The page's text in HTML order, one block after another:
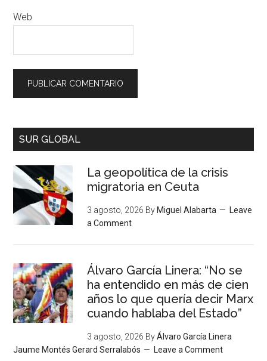
Web
SUR GLOBAL
La geopolítica de la crisis
migratoria en Ceuta
3 agosto, 2026 By Miguel Alabarta
Leave
a Comment
Álvaro García Linera: “No se
ha entendido en más de cien
años lo que quería decir Marx
cuando hablaba del Estado”
3 agosto, 2026 ByÁlvaro García Linera
Jaume Montés Gerard Serralabós
Leave a Comment